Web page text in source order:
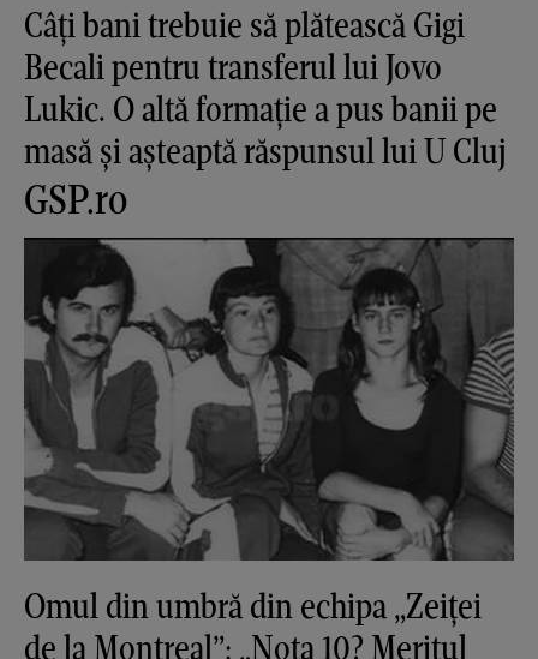
Câți bani trebuie să plătească Gigi
Becali pentru transferul lui Jovo
Lukic. O altă formație a pus banii pe
masă și așteaptă răspunsul lui U Cluj
GSP.ro
Omul din umbră din echipa „Zeiței
de la Montreal”: „Nota 10? Meritul